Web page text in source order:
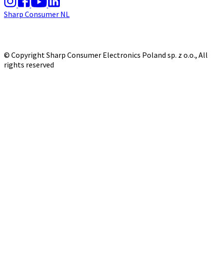
Sharp Consumer NL
© Copyright Sharp Consumer Electronics Poland sp. z o.o., All
rights reserved